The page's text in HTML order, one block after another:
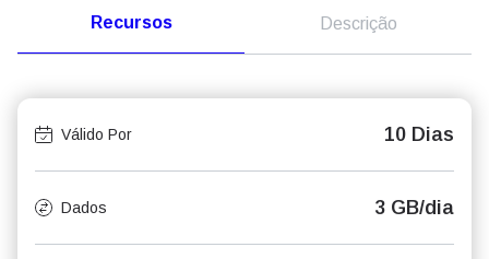
Recursos Descrição
Válido Por 10 Dias
Dados 3 GB/dia